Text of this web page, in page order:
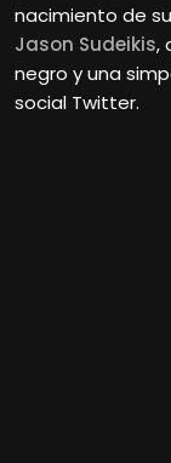
nacimiento de
Jason Sudeikis,
negro y una
social Twitter.